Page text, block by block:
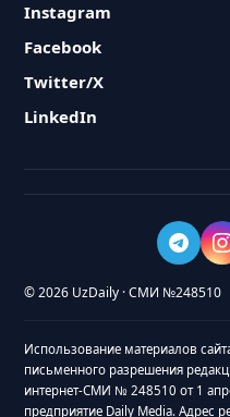
Instagram
Facebook
Twitter/X
LinkedIn
© 2026 UzDaily · СМИ №248510
Использование материалов
письменного разрешения
интернет-СМИ № 248510 от 1
предприятие Daily Media. Адрес